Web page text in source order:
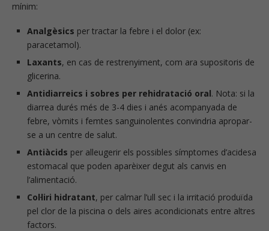
mínim:
Analgèsics per tractar la febre i el dolor (ex:
paracetamol).
Laxants, en cas de restrenyiment, com ara supositoris de
glicerina.
Antidiarreics i sobres per rehidratació oral. Nota: si la
diarrea durés més de 3-4 dies i anés acompanyada de
febre, vòmits i femtes sanguinolentes convindria apropar-
se a un centre de salut.
Antiàcids per alleugerir els possibles símptomes d’acidesa
estomacal que poden aparèixer degut als canvis en
l’alimentació.
Col·liri hidratant, per calmar l’ull sec i la irritació produïda
pel clor de la piscina o dels aires acondicionats entre altres
factors.